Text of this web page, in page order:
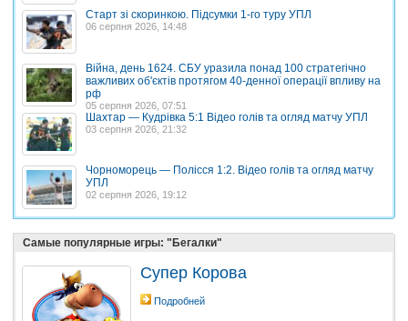
Старт зі скоринкою. Підсумки 1-го туру УПЛ
06 серпня 2026, 14:48
Війна, день 1624. СБУ уразила понад 100 стратегічно
важливих об'єктів протягом 40-денної операції впливу на
рф
05 серпня 2026, 07:51
Шахтар — Кудрівка 5:1 Відео голів та огляд матчу УПЛ
03 серпня 2026, 21:32
Чорноморець — Полісся 1:2. Відео голів та огляд матчу
УПЛ
02 серпня 2026, 19:12
Самые популярные игры: "Бегалки"
Супер Корова
Подробней